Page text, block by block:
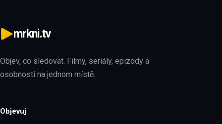
mrkni.tv
Objev, co sledovat. Filmy, seriály, epizody a
osobnosti na jednom místě.
Objevuj